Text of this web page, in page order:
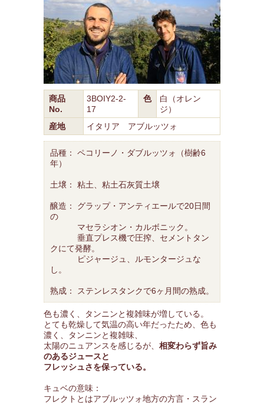
商品
No.
3BOIY2-2-
17
色
白（オレン
ジ）
産地
イタリア アブルッツォ
品種： ペコリーノ・ダブルッツォ（樹齢6
年）
土壌： 粘土、粘土石灰質土壌
醸造： グラップ・アンティエールで20日間
の
マセラシオン・カルボニック。
垂直プレス機で圧搾、セメントタン
クにて発酵。
ピジャージュ、ルモンタージュな
し。
熟成： ステンレスタンクで6ヶ月間の熟成。
色も濃く、タンニンと複雑味が増している。
とても乾燥して気温の高い年だったため、色も
濃く、タンニンと複雑味、
太陽のニュアンスを感じるが、 相変わらず旨み
のあるジュースと
フレッシュさを保っている。
キュベの意味：
フレクトとはアブルッツォ地方の方言・スラン